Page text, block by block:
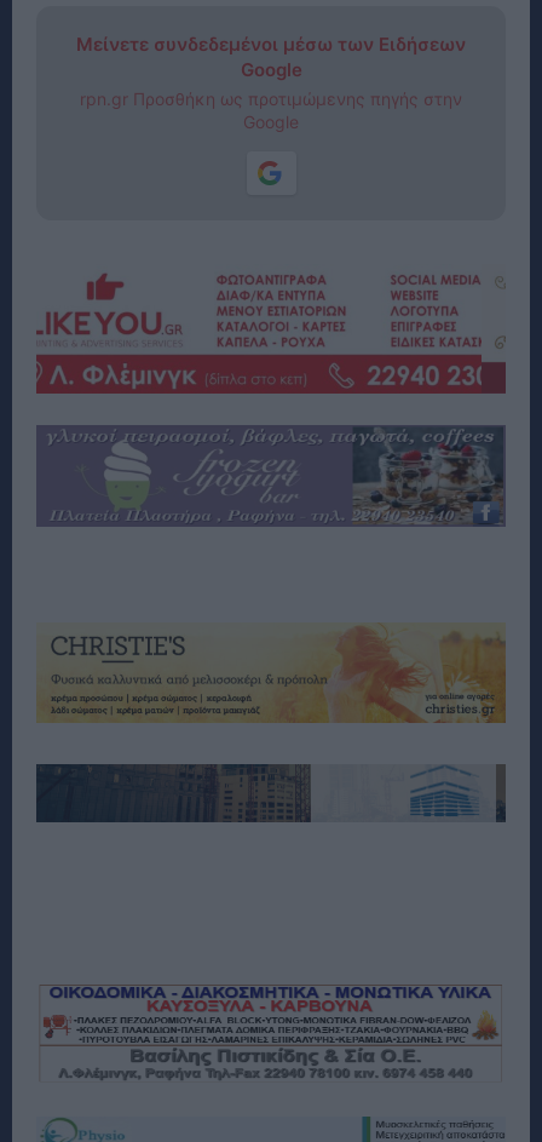
Μείνετε συνδεδεμένοι μέσω των Ειδήσεων
Google
rpn.gr Προσθήκη ως προτιμώμενης πηγής στην
Google